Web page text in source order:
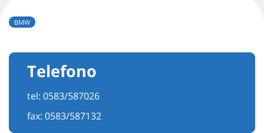
BMW
Telefono
tel: 0583/587026
fax: 0583/587132